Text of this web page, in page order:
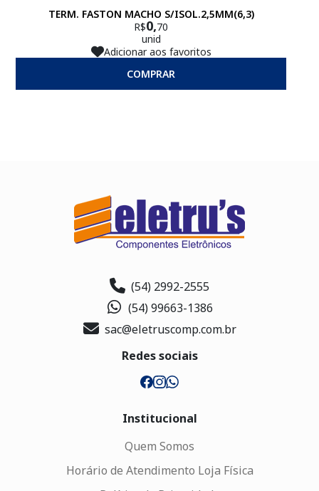
TERM. FASTON MACHO S/ISOL.2,5MM(6,3)
R$0,70
unid
Adicionar aos favoritos
COMPRAR
(54) 2992-2555
(54) 99663-1386
sac@eletruscomp.com.br
Redes sociais
Institucional
Quem Somos
Horário de Atendimento Loja Física